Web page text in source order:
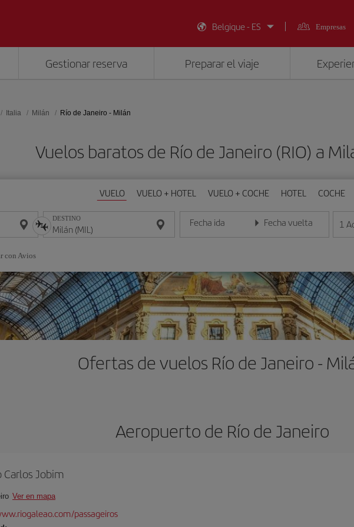
Belgique - ES
Empresas
Gestionar reserva Preparar el viaje
Italia Milán Río de Janeiro - Milán
Vuelos baratos de Río de Janeiro (RIO) a
VUELO VUELO + HOTEL VUELO + COCHE HOTEL COCHE
DESTINO Fecha ida
Introduce la fecha en formato día/mes/año
Fecha vuelta
Introduce la fecha en 1
con Avios
Ofertas de vuelos Río de Janeiro -
Aeropuerto de Río de Janeiro
Jobim
Ver en mapa
passageiros